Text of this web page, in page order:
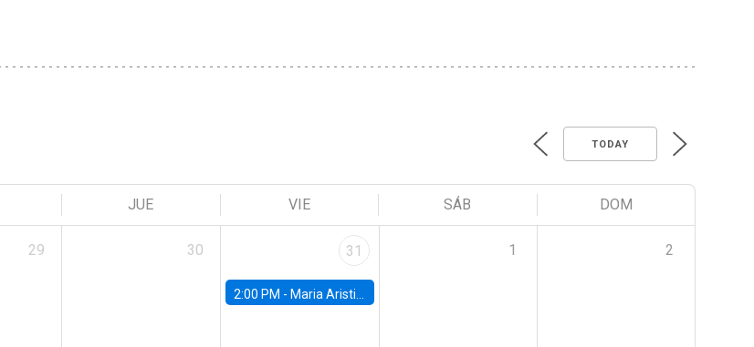
TODAY
JUE VIE SÁB DOM
29 30 31
2:00 PM - Maria Aristizabal-Ramirez, FED Board
1 2